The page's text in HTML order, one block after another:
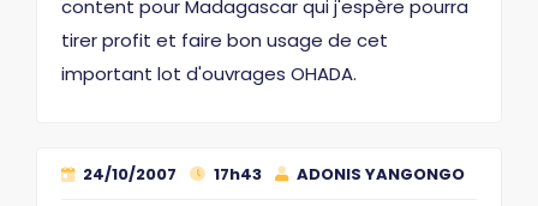
content pour Madagascar qui j'espère pourra
tirer profit et faire bon usage de cet
important lot d'ouvrages OHADA.
24/10/2007 17h43 ADONIS YANGONGO